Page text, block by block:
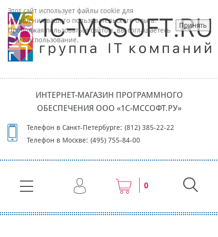
ИНТЕРНЕТ-МАГАЗИН ПРОГРАММНОГО
ОБЕСПЕЧЕНИЯ ООО «1С-МССОФТ.РУ»
Телефон в Санкт-Петербурге: (812) 385-22-22
Телефон в Москве: (495) 755-84-00
0
Этот сайт использует файлы cookie для
улучшения вашего пользовательского опыта.
Продолжая пользоваться сайтом, вы соглашаетесь
на их использование.
Принять